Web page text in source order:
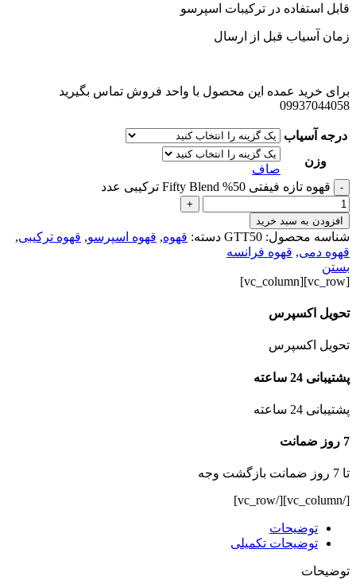
قابل استفاده در ترکیبات اسپرسو
زمان آسیاب قبل از ارسال
برای خرید عمده این محصول با واحد فروش تماس بگیرید
09937044058
درجه آسیاب
وزن
صاف
- قهوه تازه فیفتی 50% Fifty Blend ترکیبی عدد
+
افزودن به سبد خرید
شناسه محصول: GTT50 دسته: قهوه, قهوه اسپرسو, قهوه ترکیبی,
قهوه دمی, قهوه فرانسه
بستن
[vc_row][vc_column]
تحویل اکسپرس
تحویل اکسپرس
پشتیبانی 24 ساعته
پشتیبانی 24 ساعته
7 روز ضمانت
تا 7 روز ضمانت بازگشت وجه
[/vc_column][/vc_row]
توضیحات
توضیحات تکمیلی
توضیحات